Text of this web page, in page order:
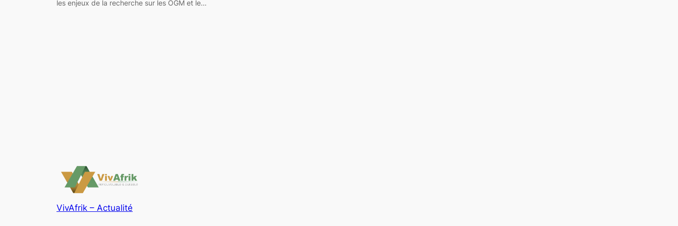
les enjeux de la recherche sur les OGM et le…
VivAfrik – Actualité